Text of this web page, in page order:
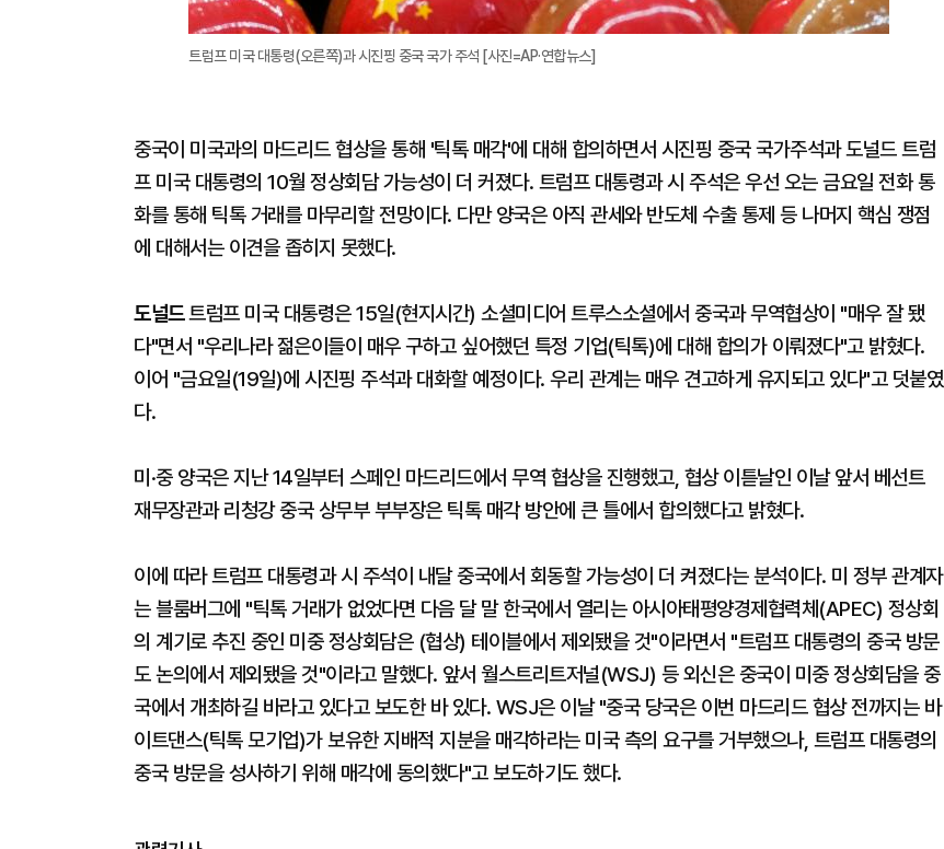
트럼프 미국 대통령(오른쪽)과 시진핑 중국 국가 주석 [사진=AP·연합뉴스]
중국이 미국과의 마드리드 협상을 통해 '틱톡 매각'에 대해 합의하면서 시진핑 중국 국가주석과 도널드 트럼
프 미국 대통령의 10월 정상회담 가능성이 더 커졌다. 트럼프 대통령과 시 주석은 우선 오는 금요일 전화 통
화를 통해 틱톡 거래를 마무리할 전망이다. 다만 양국은 아직 관세와 반도체 수출 통제 등 나머지 핵심 쟁점
에 대해서는 이견을 좁히지 못했다.
도널드트럼프 미국 대통령은 15일(현지시간) 소셜미디어 트루스소셜에서 중국과 무역협상이 "매우 잘 됐
다"면서 "우리나라 젊은이들이 매우 구하고 싶어했던 특정 기업(틱톡)에 대해 합의가 이뤄졌다"고 밝혔다.
이어 "금요일(19일)에 시진핑 주석과 대화할 예정이다. 우리 관계는 매우 견고하게 유지되고 있다"고 덧붙였
다.
미·중 양국은 지난 14일부터 스페인 마드리드에서 무역 협상을 진행했고, 협상 이튿날인 이날 앞서 베선트
재무장관과 리청강 중국 상무부 부부장은 틱톡 매각 방안에 큰 틀에서 합의했다고 밝혔다.
이에 따라 트럼프 대통령과 시 주석이 내달 중국에서 회동할 가능성이 더 켜졌다는 분석이다. 미 정부 관계자
는 블룸버그에 "틱톡 거래가 없었다면 다음 달 말 한국에서 열리는 아시아태평양경제협력체(APEC) 정상회
의 계기로 추진 중인 미중 정상회담은 (협상) 테이블에서 제외됐을 것"이라면서 "트럼프 대통령의 중국 방문
도 논의에서 제외됐을 것"이라고 말했다. 앞서 월스트리트저널(WSJ) 등 외신은 중국이 미중 정상회담을 중
국에서 개최하길 바라고 있다고 보도한 바 있다. WSJ은 이날 "중국 당국은 이번 마드리드 협상 전까지는 바
이트댄스(틱톡 모기업)가 보유한 지배적 지분을 매각하라는 미국 측의 요구를 거부했으나, 트럼프 대통령의
중국 방문을 성사하기 위해 매각에 동의했다"고 보도하기도 했다.